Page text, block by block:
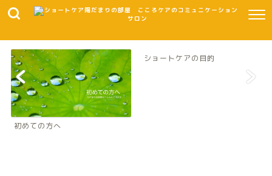
初めての方へ
ショートケアの目的